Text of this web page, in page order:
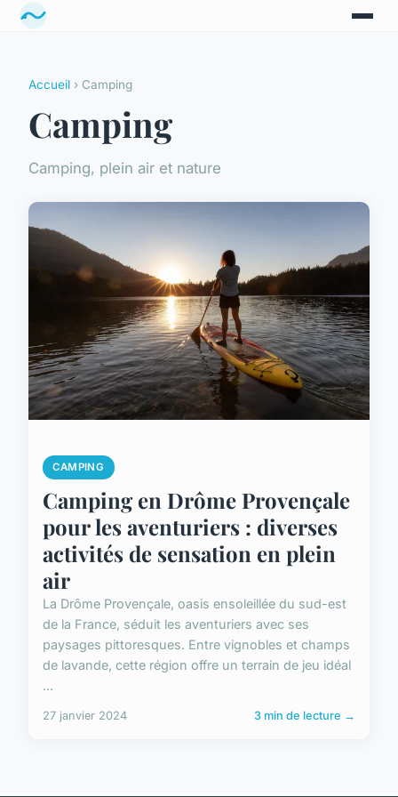
Accueil › Camping
Camping
Camping, plein air et nature
CAMPING
Camping en Drôme Provençale
pour les aventuriers : diverses
activités de sensation en plein
air
La Drôme Provençale, oasis ensoleillée du sud-est
de la France, séduit les aventuriers avec ses
paysages pittoresques. Entre vignobles et champs
de lavande, cette région offre un terrain de jeu idéal
...
27 janvier 2024 3 min de lecture →